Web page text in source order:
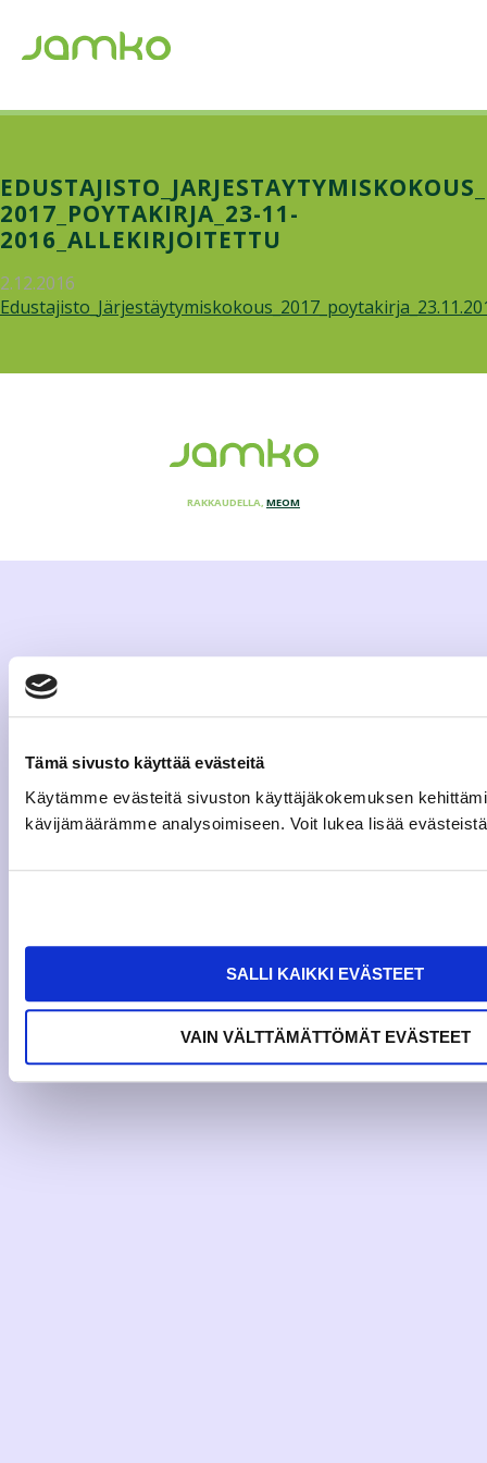
Tämä sivusto käyttää evästeitä
Käytämme evästeitä sivuston käyttäjäkokemuksen
kävijämäärämme analysoimiseen. Voit lukea lisää
SALLI KAIKKI EVÄSTEET
VAIN VÄLTTÄMÄTTÖMÄT EVÄSTEET
EDUSTAJISTO_JARJESTAYTYMISKOKOUS_
2017_POYTAKIRJA_23-11-
2016_ALLEKIRJOITETTU
2.12.2016
RAKKAUDELLA, MEOM